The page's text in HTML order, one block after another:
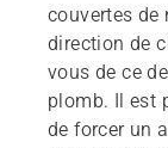
couvertes de
direction de
vous de ce
plomb. Il est
de forcer un